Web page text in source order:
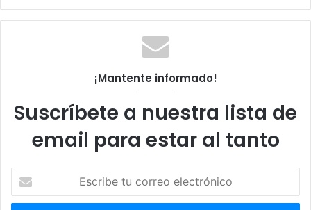
¡Mantente informado!
Suscríbete a nuestra lista de
email para estar al tanto
correo